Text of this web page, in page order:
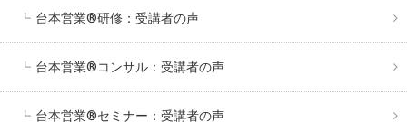
台本営業®︎研修：受講者の声
台本営業®︎コンサル：受講者の声
台本営業®︎セミナー：受講者の声